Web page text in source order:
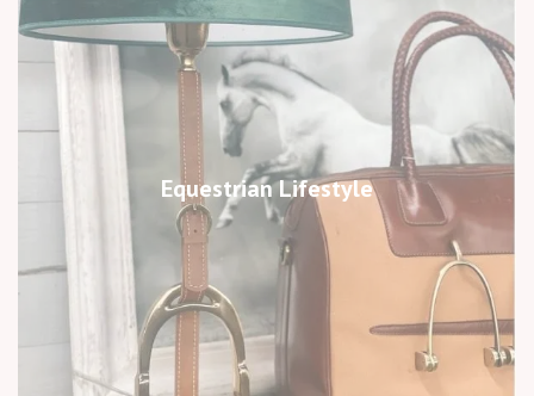
Equestrian Lifestyle